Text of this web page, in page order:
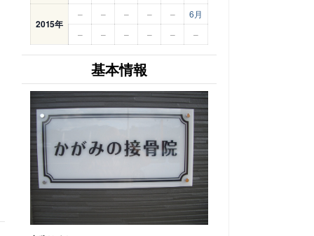
2015年
– – – – –
6月
–
– – – – –
基本情報